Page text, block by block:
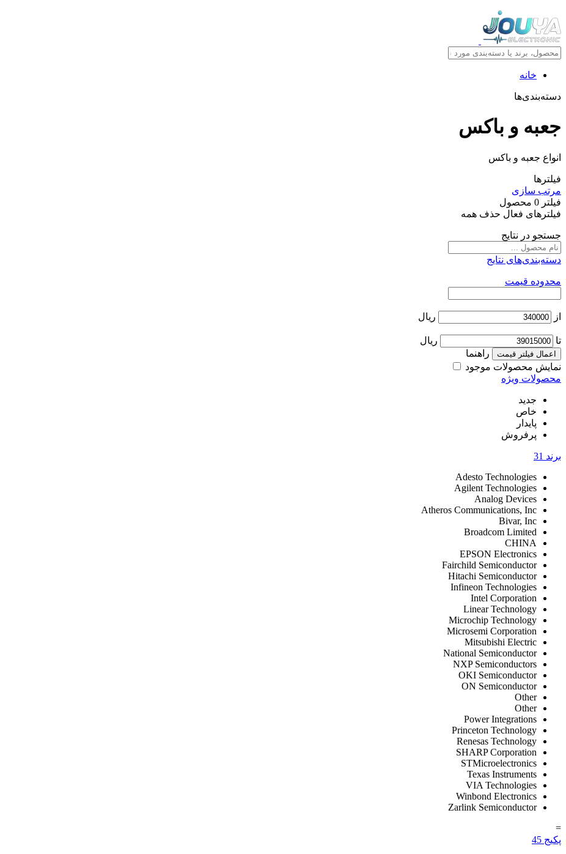
خانه
دسته‌بندی‌ها
جعبه و باکس
انواع جعبه و باکس
فیلترها
مرتب سازی
فیلتر 0 محصول
فیلترهای فعال حذف همه
جستجو در نتایج
دسته‌بندی‌های نتایج
محدوده قیمت
از ریال
تا ریال
اعمال فیلتر قیمت
راهنما
نمایش محصولات موجود
محصولات ویژه
جدید
خاص
پایدار
پرفروش
برند 31
Adesto Technologies
Agilent Technologies
Analog Devices
Atheros Communications, Inc
Bivar, Inc
Broadcom Limited
CHINA
EPSON Electronics
Fairchild Semiconductor
Hitachi Semiconductor
Infineon Technologies
Intel Corporation
Linear Technology
Microchip Technology
Microsemi Corporation
Mitsubishi Electric
National Semiconductor
NXP Semiconductors
OKI Semiconductor
ON Semiconductor
Other
Other
Power Integrations
Princeton Technology
Renesas Technology
SHARP Corporation
STMicroelectronics
Texas Instruments
VIA Technologies
Winbond Electronics
Zarlink Semiconductor
=
پکیج 45